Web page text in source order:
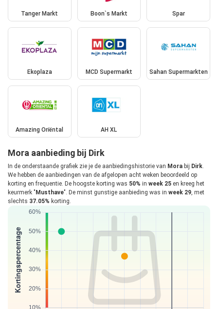
Tanger Markt Boon`s Markt Spar
Ekoplaza MCD Supermarkt Sahan Supermarkten
Amazing Oriëntal AH XL
Mora aanbieding bij Dirk
In de onderstaande grafiek zie je de aanbiedingshistorie van Mora bij Dirk.
We hebben de aanbiedingen van de afgelopen acht weken beoordeeld op
korting en frequentie. De hoogste korting was 50% in week 25 en kreeg het
keurmerk " Musthave". De minst gunstige aanbieding was in week 29, met
slechts 37.05% korting.